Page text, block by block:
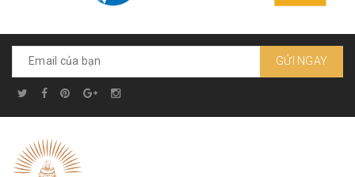
GỬI NGAY